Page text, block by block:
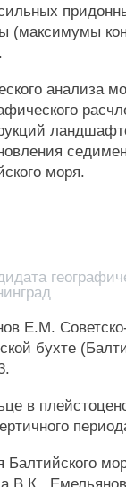
(максимумы
анализа
моря.
Е.М.
бухте
в
В.К.,